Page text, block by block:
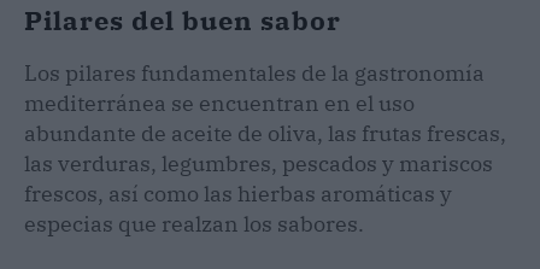
Pilares del buen sabor
Los pilares fundamentales de la gastronomía
mediterránea se encuentran en el uso
abundante de aceite de oliva, las frutas frescas,
las verduras, legumbres, pescados y mariscos
frescos, así como las hierbas aromáticas y
especias que realzan los sabores.